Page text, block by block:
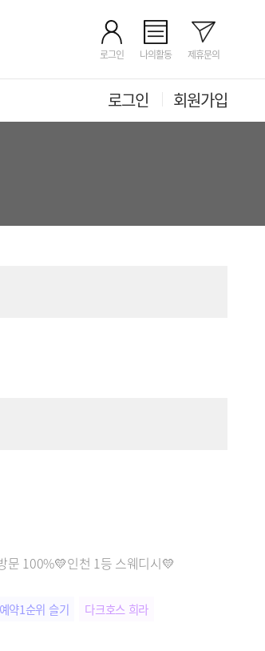
로그인 나의활동 제휴문의
로그인 회원가입
100%💛인천 1등 스웨디시💛
예약1순위 슬기
다크호스 희라